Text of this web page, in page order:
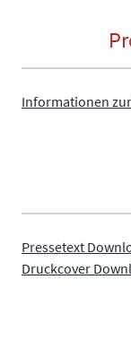
Informationen
Pressetext
Druckcover